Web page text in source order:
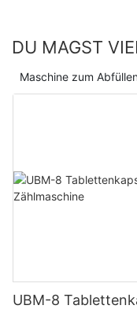
dem Laufenden zu
investieren, um
den bestmöglichen
DU MAGST
Maschine zum
UBM-8